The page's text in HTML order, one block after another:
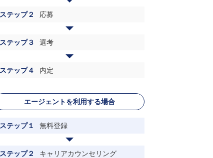
ステップ２ 応募
ステップ３ 選考
ステップ４ 内定
エージェントを利用する場合
ステップ１ 無料登録
ステップ２ キャリアカウンセリング